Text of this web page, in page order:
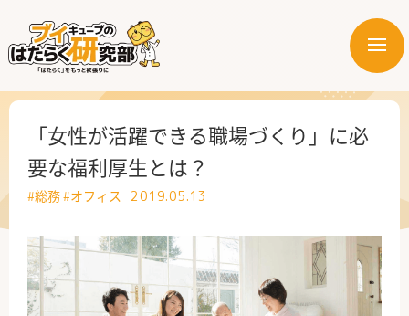
メ
ー
はたらく部署
はたらく課題
「女性が活躍できる職場づくり」に必
要な福利厚生とは？
#総務#オフィス 2019.05.13